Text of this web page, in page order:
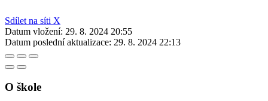
Sdílet na síti X
Datum vložení: 29. 8. 2024 20:55
Datum poslední aktualizace: 29. 8. 2024 22:13
O škole